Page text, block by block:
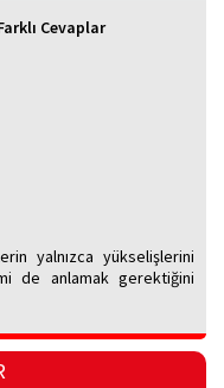
Cevaplar
yalnızca yükselişlerini
de anlamak gerektiğini